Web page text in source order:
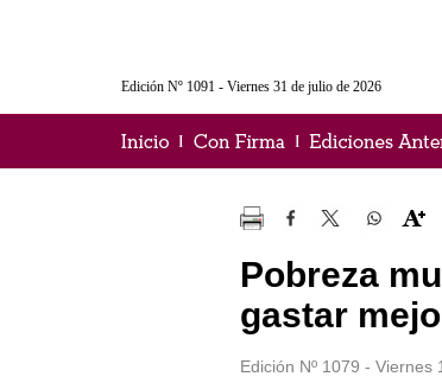
Edición Nº 1091 - Viernes 31 de julio de 2026
Pobreza
gastar
Edición Nº 1079 -